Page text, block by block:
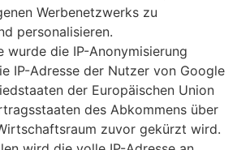
Werbenetzwerks zu
personalisieren.
wurde die IP-Anonymisierung
IP-Adresse der Nutzer von Google
der Europäischen Union
des Abkommens über
zuvor gekürzt wird.